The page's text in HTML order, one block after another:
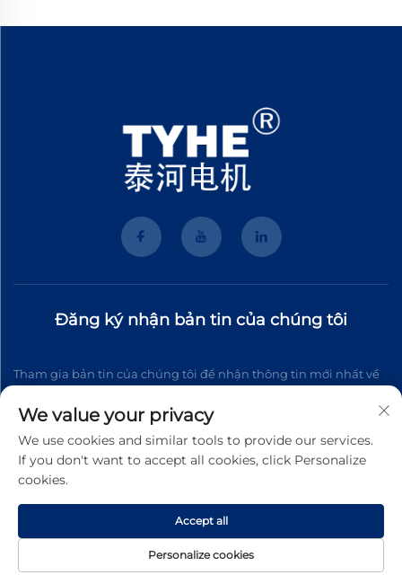
Đăng ký nhận bản tin của chúng tôi
Tham gia bản tin của chúng tôi để nhận thông tin mới nhất về
Đăng ký
Bản quyền © 2026 Wenzhou Tyhe Motor Co.,ltd. Mọi quyền được
Chính sách Riêng tư
We value your privacy
We use cookies and similar tools to provide our services.
If you don't want to accept all cookies, click Personalize
cookies.
Personalize cookies
Accept all